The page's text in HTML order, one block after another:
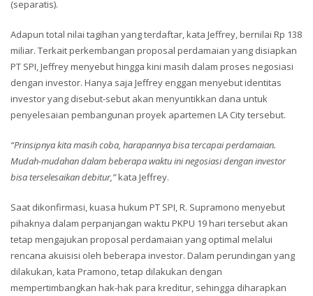
(separatis).
Adapun total nilai tagihan yang terdaftar, kata Jeffrey, bernilai Rp 138
miliar. Terkait perkembangan proposal perdamaian yang disiapkan
PT SPI, Jeffrey menyebut hingga kini masih dalam proses negosiasi
dengan investor. Hanya saja Jeffrey enggan menyebut identitas
investor yang disebut-sebut akan menyuntikkan dana untuk
penyelesaian pembangunan proyek apartemen LA City tersebut.
“Prinsipnya kita masih coba, harapannya bisa tercapai perdamaian.
Mudah-mudahan dalam beberapa waktu ini negosiasi dengan investor
bisa terselesaikan debitur,”kata Jeffrey.
Saat dikonfirmasi, kuasa hukum PT SPI, R. Supramono menyebut
pihaknya dalam perpanjangan waktu PKPU 19 hari tersebut akan
tetap mengajukan proposal perdamaian yang optimal melalui
rencana akuisisi oleh beberapa investor. Dalam perundingan yang
dilakukan, kata Pramono, tetap dilakukan dengan
mempertimbangkan hak-hak para kreditur, sehingga diharapkan